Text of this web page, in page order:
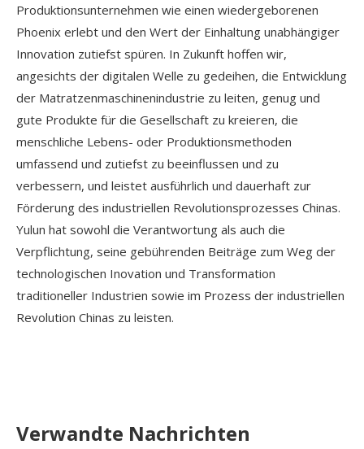
Produktionsunternehmen wie einen wiedergeborenen
Phoenix erlebt und den Wert der Einhaltung unabhängiger
Innovation zutiefst spüren. In Zukunft hoffen wir,
angesichts der digitalen Welle zu gedeihen, die Entwicklung
der Matratzenmaschinenindustrie zu leiten, genug und
gute Produkte für die Gesellschaft zu kreieren, die
menschliche Lebens- oder Produktionsmethoden
umfassend und zutiefst zu beeinflussen und zu
verbessern, und leistet ausführlich und dauerhaft zur
Förderung des industriellen Revolutionsprozesses Chinas.
Yulun hat sowohl die Verantwortung als auch die
Verpflichtung, seine gebührenden Beiträge zum Weg der
technologischen Inovation und Transformation
traditioneller Industrien sowie im Prozess der industriellen
Revolution Chinas zu leisten.
Verwandte Nachrichten